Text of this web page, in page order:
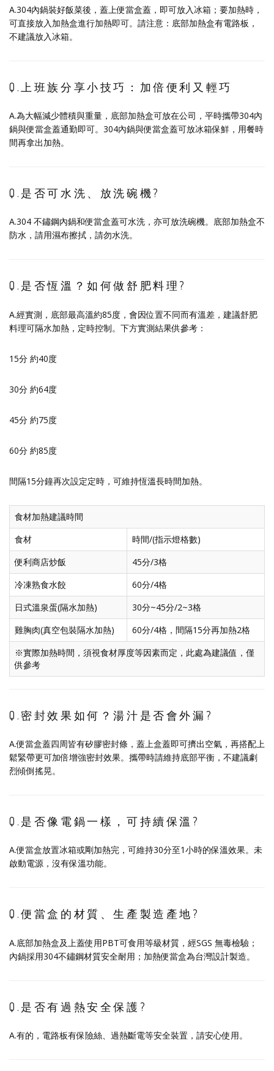
A.304內鍋裝好飯菜後，蓋上便當盒蓋，即可放入冰箱；要加熱時，
可直接放入加熱盒進行加熱即可。請注意：底部加熱盒有電路板，
不建議放入冰箱。
Q.上班族分享小技巧：加倍便利又輕巧
A.為大幅減少體積與重量，底部加熱盒可放在公司，平時攜帶304內
鍋與便當盒蓋通勤即可。304內鍋與便當盒蓋可放冰箱保鮮，用餐時
間再拿出加熱。
Q.是否可水洗、放洗碗機?
A.304 不鏽鋼內鍋和便當盒蓋可水洗，亦可放洗碗機。底部加熱盒不
防水，請用濕布擦拭，請勿水洗。
Q.是否恆溫？如何做舒肥料理?
A.經實測，底部最高溫約85度，會因位置不同而有溫差，建議舒肥
料理可隔水加熱，定時控制。下方實測結果供參考：
15分 約40度
30分 約64度
45分 約75度
60分 約85度
間隔15分鐘再次設定定時，可維持恆溫長時間加熱。
食材加熱建議時間
食材
時間/(指示燈格數)
便利商店炒飯
45分/3格
冷凍熟食水餃
60分/4格
日式溫泉蛋(隔水加熱)
30分~45分/2~3格
雞胸肉(真空包裝隔水加熱)
60分/4格，間隔15分再加熱2格
※實際加熱時間，須視食材厚度等因素而定，此處為建議值，僅
供參考
Q.密封效果如何？湯汁是否會外漏?
A.便當盒蓋四周皆有矽膠密封條，蓋上盒蓋即可擠出空氣，再搭配上
鬆緊帶更可加倍增強密封效果。攜帶時請維持底部平衡，不建議劇
烈傾倒搖晃。
Q.是否像電鍋一樣，可持續保溫?
A.便當盒放置冰箱或剛加熱完，可維持30分至1小時的保溫效果。未
啟動電源，沒有保溫功能。
Q.便當盒的材質、生產製造產地?
A.底部加熱盒及上蓋使用PBT可食用等級材質，經SGS 無毒檢驗；
內鍋採用304不鏽鋼材質安全耐用；加熱便當盒為台灣設計製造。
Q.是否有過熱安全保護?
A.有的，電路板有保險絲、過熱斷電等安全裝置，請安心使用。